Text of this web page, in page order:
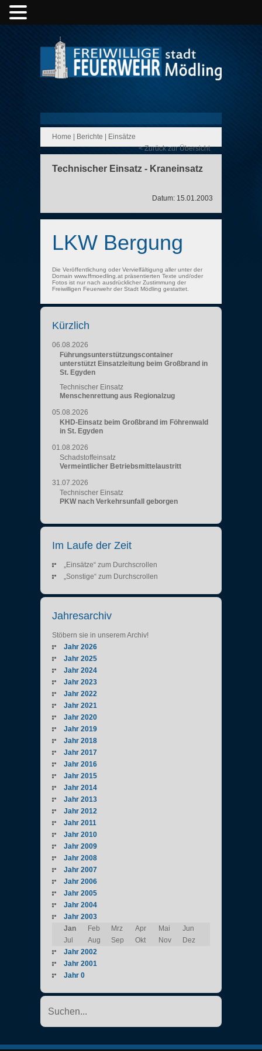
Home Berichte
Einsätze
< Zurück zur Übersicht
Technischer Einsatz - Kraneinsatz
Datum: 15.01.2003
LKW Bergung
Die Veröffentlichung oder Vervielfältigung aller unter der
Domain www.ffmoedling.at präsentierten Texte und/oder
Fotos ist nur nach ausdrücklicher Zustimmung der
Freiwilligen Feuerwehr der Stadt Mödling gestattet.
Kürzlich
06.08.2026
Führungsunterstützungscontainer
unterstützt Einsatzleitung beim Großbrand in
St. Egyden
Technischer Einsatz
Menschenrettung aus Regionalzug
05.08.2026
KHD-Einsatz beim Großbrand im Föhrenwald
in St. Egyden
01.08.2026
Schadstoffeinsatz
Vermeintlicher Betriebsmittelaustritt
31.07.2026
Technischer Einsatz
PKW nach Verkehrsunfall geborgen
Im Laufe der Zeit
„Einsätze“ zum Durchscrollen
„Sonstige“ zum Durchscrollen
Jahresarchiv
Stöbern sie in unserem Archiv!
Jahr 2026
Jahr 2025
Jahr 2024
Jahr 2023
Jahr 2022
Jahr 2021
Jahr 2020
Jahr 2019
Jahr 2018
Jahr 2017
Jahr 2016
Jahr 2015
Jahr 2014
Jahr 2013
Jahr 2012
Jahr 2011
Jahr 2010
Jahr 2009
Jahr 2008
Jahr 2007
Jahr 2006
Jahr 2005
Jahr 2004
Jahr 2003
Jan
Feb Mrz Apr Mai
Jun
Jul
Aug Sep Okt Nov
Dez
Jahr 2002
Jahr 2001
Jahr 0